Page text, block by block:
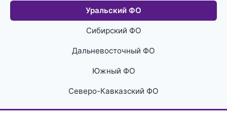
Уральский ФО
Сибирский ФО
Дальневосточный ФО
Южный ФО
Северо-Кавказский ФО